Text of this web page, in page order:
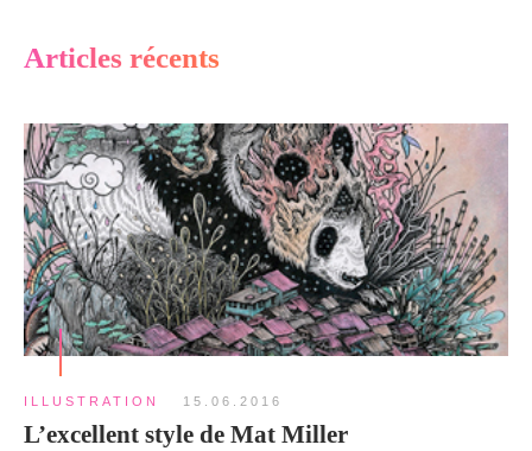
Articles récents
ILLUSTRATION 15.06.2016
L’excellent style de Mat Miller